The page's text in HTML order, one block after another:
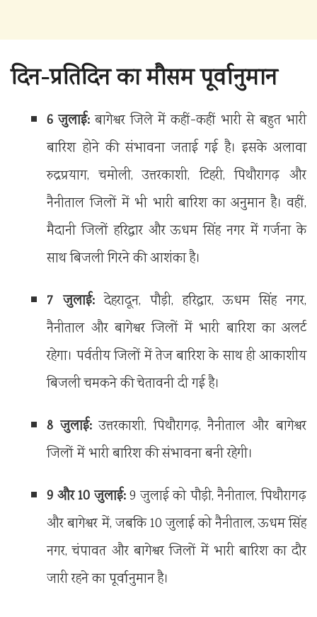
दिन-प्रतिदिन का मौसम पूर्वानुमान
6 जुलाई: बागेश्वर जिले में कहीं-कहीं भारी से बहुत भारी
बारिश होने की संभावना जताई गई है। इसके अलावा
रुद्रप्रयाग, चमोली, उत्तरकाशी, टिहरी, पिथौरागढ़ और
नैनीताल जिलों में भी भारी बारिश का अनुमान है। वहीं,
मैदानी जिलों हरिद्वार और ऊधम सिंह नगर में गर्जना के
साथ बिजली गिरने की आशंका है।
7 जुलाई:देहरादून, पौड़ी, हरिद्वार, ऊधम सिंह नगर,
नैनीताल और बागेश्वर जिलों में भारी बारिश का अलर्ट
रहेगा। पर्वतीय जिलों में तेज बारिश के साथ ही आकाशीय
बिजली चमकने की चेतावनी दी गई है।
8 जुलाई: उत्तरकाशी, पिथौरागढ़, नैनीताल और बागेश्वर
जिलों में भारी बारिश की संभावना बनी रहेगी।
9 और 10 जुलाई:9 जुलाई को पौड़ी, नैनीताल, पिथौरागढ़
और बागेश्वर में, जबकि 10 जुलाई को नैनीताल, ऊधम सिंह
नगर, चंपावत और बागेश्वर जिलों में भारी बारिश का दौर
जारी रहने का पूर्वानुमान है।